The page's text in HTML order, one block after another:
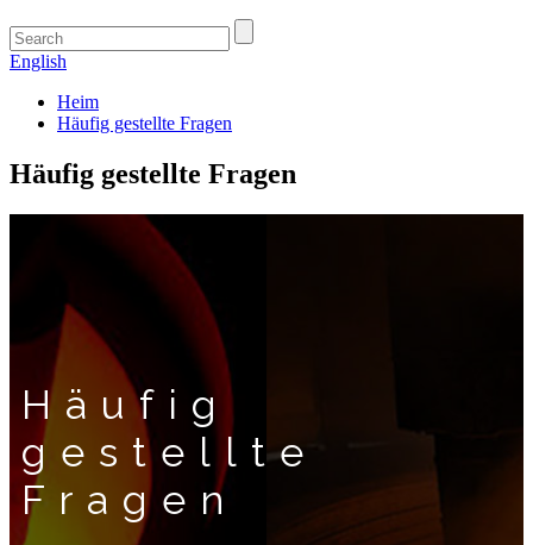
English
Heim
Häufig gestellte Fragen
Häufig gestellte Fragen
Häufig
gestellte
Fragen